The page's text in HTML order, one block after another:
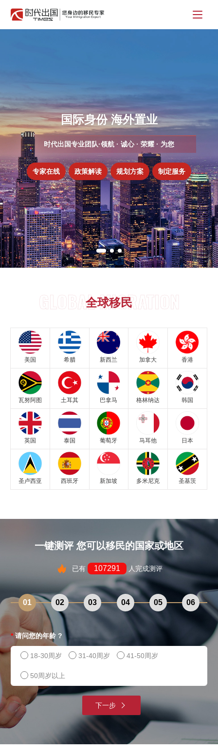
国际身份 海外置业
时代出国专业团队·领航 · 诚心 · 荣耀 · 为您
专家在线 政策解读 规划方案 制定服务
全球移民
GLOBAL MIGRATION
美国 希腊 新西兰 加拿大 香港
瓦努阿图 土耳其 巴拿马 格林纳达 韩国
英国 泰国 葡萄牙 马耳他 日本
圣卢西亚 西班牙 新加坡 多米尼克 圣基茨
一键测评 您可以移民的国家或地区
已有 107291 人完成测评
01 02 03 04 05 06
*请问您的年龄 ?
18-30周岁 31-40周岁 41-50周岁
50周岁以上
下一步